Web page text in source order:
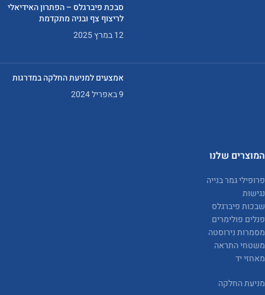
סבכת פיברגלס – הפתרון האידיאלי
לריצוף צף ובניה מתקדמת
12 במרץ 2025
אמצעים למניעת החלקה במדרגות
9 באפריל 2024
המוצרים שלנו
פרופילי גמר בנייה
נגישות
שבכות פיברגלס
פנלים פולימרים
מסמרות נירוסטה
משטחי התראה
מאחזי יד
מניעת החלקה